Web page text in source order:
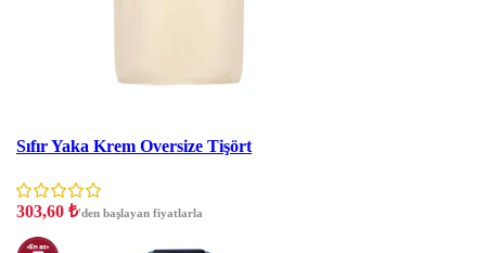
Sıfır Yaka Krem Oversize Tişört
303,60 ₺'den başlayan fiyatlarla